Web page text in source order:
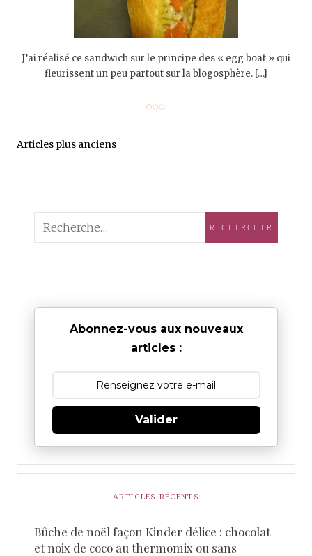
J’ai réalisé ce sandwich sur le principe des « egg boat » qui
fleurissent un peu partout sur la blogosphère. […]
Articles plus anciens
Abonnez-vous aux nouveaux
articles :
Valider
ARTICLES RÉCENTS
Bûche de noël façon Kinder délice : chocolat
et noix de coco au thermomix ou sans